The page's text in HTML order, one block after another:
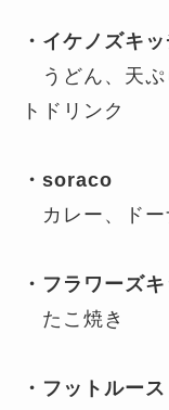
・イケノズキ
うどん、天ぷ
トドリンク
・soraco
カレー、ドー
・フラワーズ
たこ焼き
・フットルース